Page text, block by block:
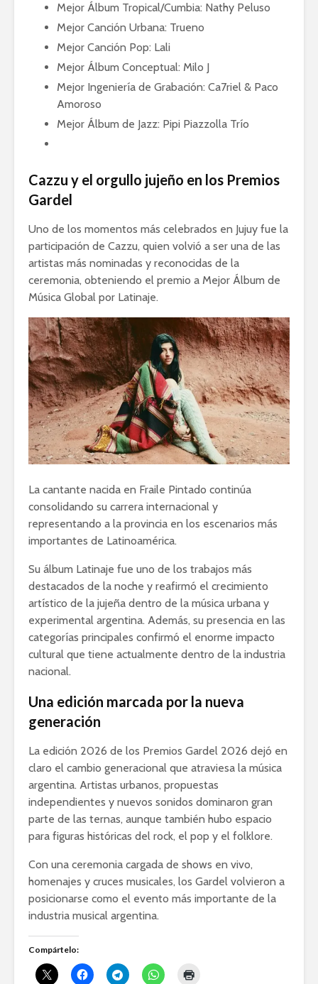
Mejor Álbum Tropical/Cumbia: Nathy Peluso
Mejor Canción Urbana: Trueno
Mejor Canción Pop: Lali
Mejor Álbum Conceptual: Milo J
Mejor Ingeniería de Grabación: Ca7riel & Paco
Amoroso
Mejor Álbum de Jazz: Pipi Piazzolla Trío
Cazzu y el orgullo jujeño en los Premios
Gardel
Uno de los momentos más celebrados en Jujuy fue la
participación de Cazzu, quien volvió a ser una de las
artistas más nominadas y reconocidas de la
ceremonia, obteniendo el premio a Mejor Álbum de
Música Global por Latinaje.
La cantante nacida en Fraile Pintado continúa
consolidando su carrera internacional y
representando a la provincia en los escenarios más
importantes de Latinoamérica.
Su álbum Latinaje fue uno de los trabajos más
destacados de la noche y reafirmó el crecimiento
artístico de la jujeña dentro de la música urbana y
experimental argentina. Además, su presencia en las
categorías principales confirmó el enorme impacto
cultural que tiene actualmente dentro de la industria
nacional.
Una edición marcada por la nueva
generación
La edición 2026 de los Premios Gardel 2026 dejó en
claro el cambio generacional que atraviesa la música
argentina. Artistas urbanos, propuestas
independientes y nuevos sonidos dominaron gran
parte de las ternas, aunque también hubo espacio
para figuras históricas del rock, el pop y el folklore.
Con una ceremonia cargada de shows en vivo,
homenajes y cruces musicales, los Gardel volvieron a
posicionarse como el evento más importante de la
industria musical argentina.
Compártelo: